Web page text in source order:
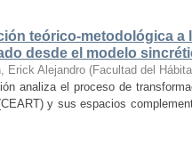
teórico-metodológica a
desde el modelo
Erick Alejandro (Facultad del
analiza el proceso de
y sus espacios